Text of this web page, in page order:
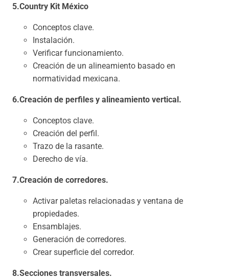
5.Country Kit México
Conceptos clave.
Instalación.
Verificar funcionamiento.
Creación de un alineamiento basado en
normatividad mexicana.
6.Creación de perfiles y alineamiento vertical.
Conceptos clave.
Creación del perfil.
Trazo de la rasante.
Derecho de vía.
7.Creación de corredores.
Activar paletas relacionadas y ventana de
propiedades.
Ensamblajes.
Generación de corredores.
Crear superficie del corredor.
8.Secciones transversales.